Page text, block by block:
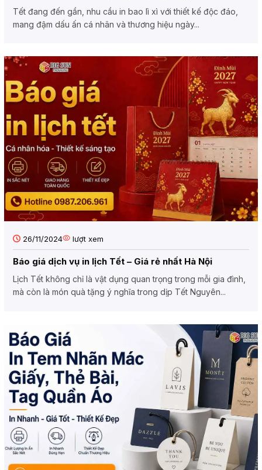
Tết đang đến gần, nhu cầu in bao lì xì với thiết kế độc đáo,
mang đậm dấu ấn cá nhân và thương hiệu ngày...
26/11/2024 lượt xem
Báo giá dịch vụ in lịch Tết – Giá rẻ nhất Hà Nội
Lịch Tết không chỉ là vật dụng quan trọng trong mỗi gia đình,
mà còn là món quà tặng ý nghĩa trong dịp Tết Nguyên...